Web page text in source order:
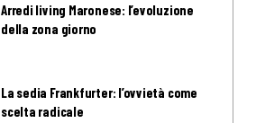
Arredi living Maronese: l’evoluzione
della zona giorno
La sedia Frankfurter: l’ovvietà come
scelta radicale